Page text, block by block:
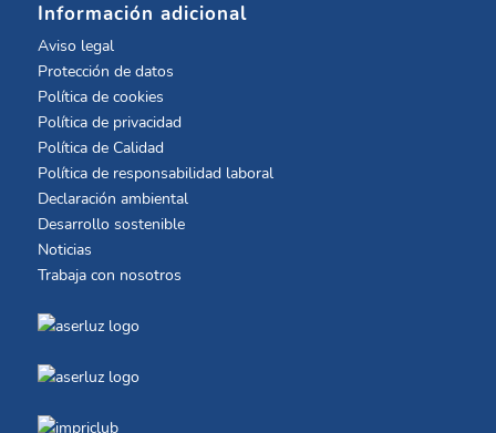
Información adicional
Aviso legal
Protección de datos
Política de cookies
Política de privacidad
Política de Calidad
Política de responsabilidad laboral
Declaración ambiental
Desarrollo sostenible
Noticias
Trabaja con nosotros